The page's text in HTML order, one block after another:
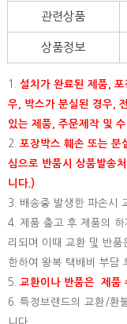
관련상품
상품정보
1. 설치가 완료된 제품,
우, 박스가 분실된 경우,
있는 제품, 주문제작 및
2. 포장박스 훼손 또는 분
심으로 반품시 상품발송
니다.)
3. 배송중 발생한 파손시
4. 제품 출고 후 제품의
리되며 이때 교환 및 반품
한하여 왕복 택배비 부담
5. 교환이나 반품은 제품
6. 특정브랜드의 교환/환